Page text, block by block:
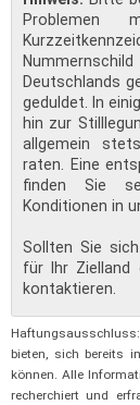
Problemen
Deutschlands
geduldet. In
hin zur
allgemein
raten. Eine
finden Sie
Konditionen in
Sollten Sie
für Ihr Zielland
kontaktieren.
bieten, sich bereits
können. Alle
recherchiert und